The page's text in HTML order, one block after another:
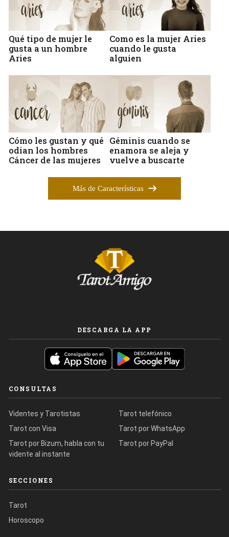
Qué tipo de mujer le
gusta a un hombre
Aries
Como es la mujer Aries
cuando le gusta
alguien
Cómo les gustan y qué
odian los hombres
Cáncer de las mujeres
Géminis cuando se
enamora se aleja y
vuelve a buscarte
Más de Características
DESCARGA LA APP
CONSULTAS
Videntes y Tarotistas
Tarot con Visa
Tarot por Bizum, habla con tu
vidente al instante
Tarot telefónico
Tarot por WhatsApp
Tarot por PayPal
SECCIONES
Tarot
Horoscopo